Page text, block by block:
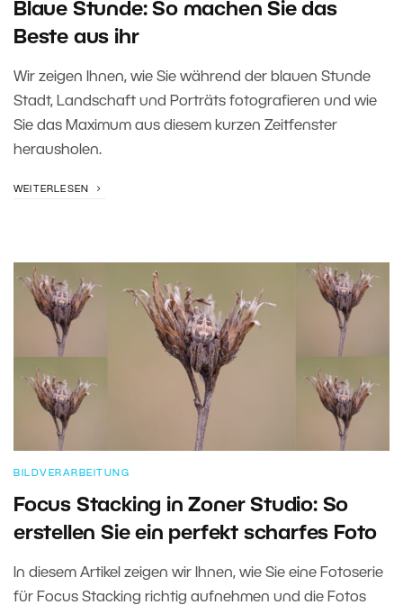
Blaue Stunde: So machen Sie das
Beste aus ihr
Wir zeigen Ihnen, wie Sie während der blauen Stunde
Stadt, Landschaft und Porträts fotografieren und wie
Sie das Maximum aus diesem kurzen Zeitfenster
herausholen.
WEITERLESEN
BILDVERARBEITUNG
Focus Stacking in Zoner Studio: So
erstellen Sie ein perfekt scharfes Foto
In diesem Artikel zeigen wir Ihnen, wie Sie eine Fotoserie
für Focus Stacking richtig aufnehmen und die Fotos